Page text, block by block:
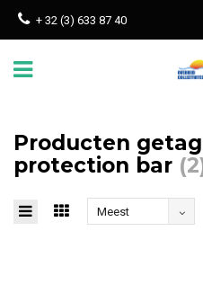
+ 32 (3) 633 87 40
Producten
protection bar
Meest